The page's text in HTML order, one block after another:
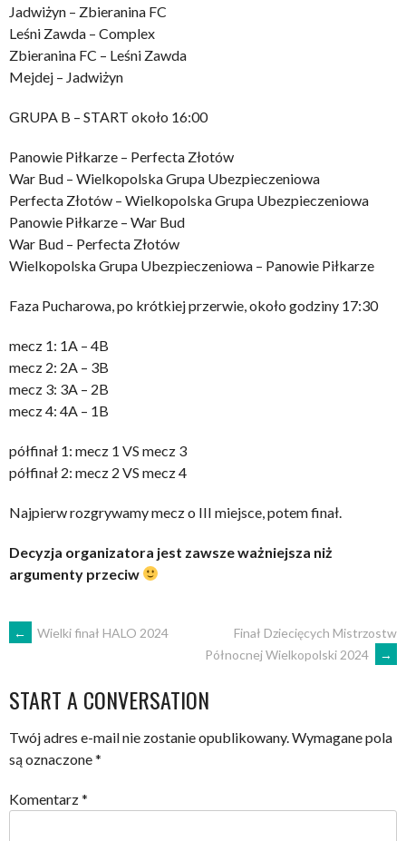
Jadwiżyn – Zbieranina FC
Leśni Zawda – Complex
Zbieranina FC – Leśni Zawda
Mejdej – Jadwiżyn
GRUPA B – START około 16:00
Panowie Piłkarze – Perfecta Złotów
War Bud – Wielkopolska Grupa Ubezpieczeniowa
Perfecta Złotów – Wielkopolska Grupa Ubezpieczeniowa
Panowie Piłkarze – War Bud
War Bud – Perfecta Złotów
Wielkopolska Grupa Ubezpieczeniowa – Panowie Piłkarze
Faza Pucharowa, po krótkiej przerwie, około godziny 17:30
mecz 1: 1A – 4B
mecz 2: 2A – 3B
mecz 3: 3A – 2B
mecz 4: 4A – 1B
półfinał 1: mecz 1 VS mecz 3
półfinał 2: mecz 2 VS mecz 4
Najpierw rozgrywamy mecz o III miejsce, potem finał.
Decyzja organizatora jest zawsze ważniejsza niż
argumenty przeciw
POST
NAVIGATION
← Wielki finał HALO 2024
Finał Dziecięcych Mistrzostw
Północnej Wielkopolski 2024
→
START A CONVERSATION
Twój adres e-mail nie zostanie opublikowany.Wymagane pola
są oznaczone*
Komentarz*